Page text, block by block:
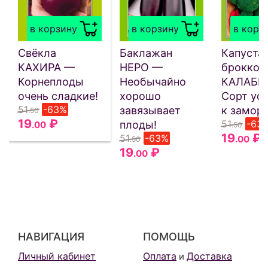
в корзину
Свёкла
КАХИРА —
Корнеплоды
очень сладкие!
51.50 -63%
19.00 ₽
в корзину
Баклажан
НЕРО —
Необычайно
хорошо
завязывает
плоды!
51.50 -63%
19.00 ₽
в
Капуста
Сорт
к
51.50 -
19.00 ₽
НАВИГАЦИЯ
Личный кабинет
ПОМОЩЬ
Оплата и Доставка